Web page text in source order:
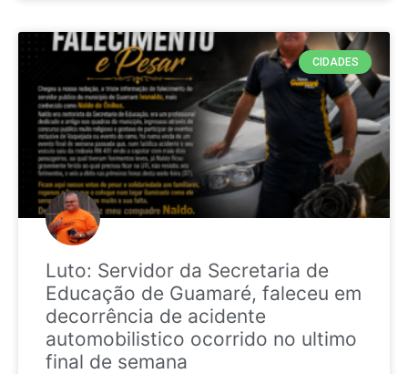
CIDADES
Luto: Servidor da Secretaria de
Educação de Guamaré, faleceu em
decorrência de acidente
automobilistico ocorrido no ultimo
final de semana